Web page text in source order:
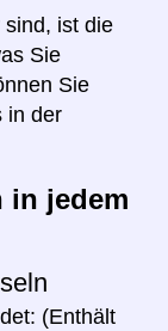
ist die
Sie
Sie
in der
in jedem
(Enthält